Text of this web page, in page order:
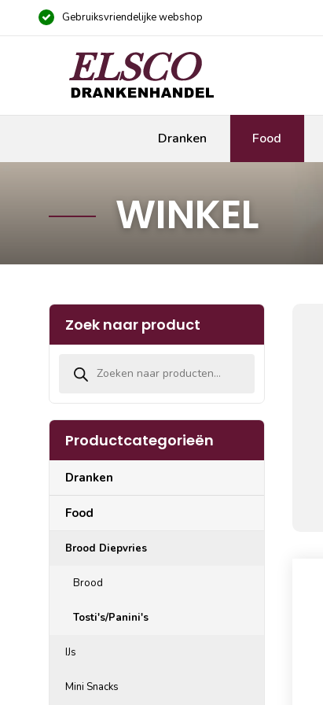
Gebruiksvriendelijke webshop
Dranken Food
WINKEL
Zoek naar product
Productcategorieën
Dranken
Food
Brood Diepvries
Brood
Tosti's/Panini's
IJs
Mini Snacks